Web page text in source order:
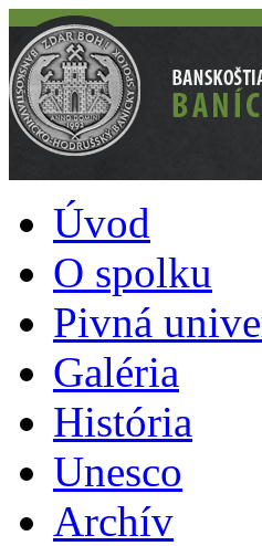
Úvod
O spolku
Pivná
Galéria
História
Unesco
Archív